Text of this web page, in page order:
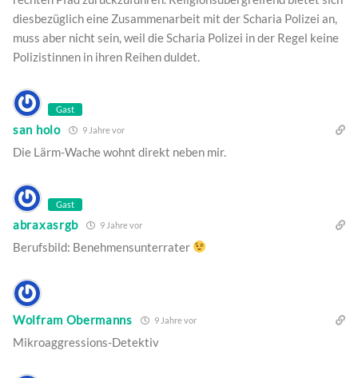
diesbezüglich eine Zusammenarbeit mit der Scharia Polizei an,
muss aber nicht sein, weil die Scharia Polizei in der Regel keine
Polizistinnen in ihren Reihen duldet.
Gast
san holo 9 Jahre vor
Die Lärm-Wache wohnt direkt neben mir.
Gast
abraxasrgb 9 Jahre vor
Berufsbild: Benehmensunterrater
Wolfram Obermanns 9 Jahre vor
Mikroaggressions-Detektiv